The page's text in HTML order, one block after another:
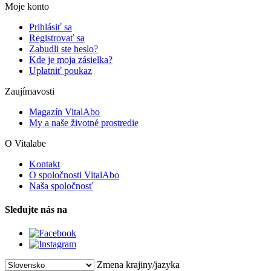
Moje konto
Prihlásiť sa
Registrovať sa
Zabudli ste heslo?
Kde je moja zásielka?
Uplatniť poukaz
Zaujímavosti
Magazín VitalAbo
My a naše životné prostredie
O Vitalabe
Kontakt
O spoločnosti VitalAbo
Naša spoločnosť
Sledujte nás na
Zmena krajiny/jazyka